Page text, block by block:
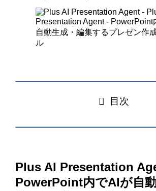
目次
Plus AI Presentation
PowerPoint内でAIが自